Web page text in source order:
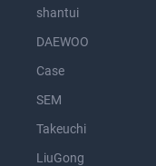
shantui
DAEWOO
Case
SEM
Takeuchi
LiuGong